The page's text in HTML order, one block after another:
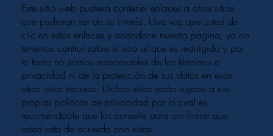
Este sitio web pudiera contener enlaces a otros sitios
que pudieran ser de su interés. Una vez que usted de
clic en estos enlaces y abandone nuestra página, ya no
tenemos control sobre el sitio al que es redirigido y por
lo tanto no somos responsables de los términos o
privacidad ni de la protección de sus datos en esos
otros sitios terceros. Dichos sitios están sujetos a sus
propias políticas de privacidad por lo cual es
recomendable que los consulte para confirmar que
usted está de acuerdo con estas.